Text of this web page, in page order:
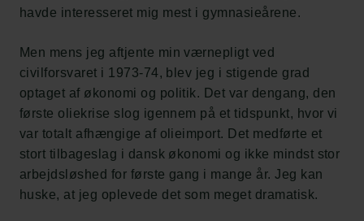
havde interesseret mig mest i gymnasieårene.
Men mens jeg aftjente min værnepligt ved
civilforsvaret i 1973-74, blev jeg i stigende grad
optaget af økonomi og politik. Det var dengang, den
første oliekrise slog igennem på et tidspunkt, hvor vi
var totalt afhængige af olieimport. Det medførte et
stort tilbageslag i dansk økonomi og ikke mindst stor
arbejdsløshed for første gang i mange år. Jeg kan
huske, at jeg oplevede det som meget dramatisk.